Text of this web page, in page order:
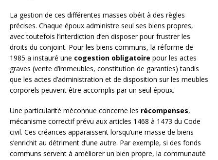
La gestion de ces différentes masses obéit à des règles
précises. Chaque époux administre seul ses biens propres,
avec toutefois l’interdiction d’en disposer pour frustrer les
droits du conjoint. Pour les biens communs, la réforme de
1985 a instauré une cogestion obligatoire pour les actes
graves (vente d’immeubles, constitution de garanties) tandis
que les actes d’administration et de disposition sur les meubles
corporels peuvent être accomplis par un seul époux.
Une particularité méconnue concerne les récompenses,
mécanisme correctif prévu aux articles 1468 à 1473 du Code
civil. Ces créances apparaissent lorsqu’une masse de biens
s’enrichit au détriment d’une autre. Par exemple, si des fonds
communs servent à améliorer un bien propre, la communauté